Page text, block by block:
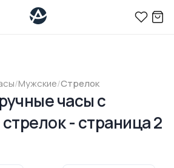
/Мужские/Стрелок
часы с
- страница 2